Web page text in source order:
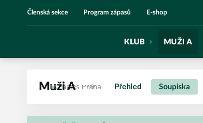
Členská sekce Program zápasů E-shop
KLUB MUŽI A
Muži A Přehled Soupiska